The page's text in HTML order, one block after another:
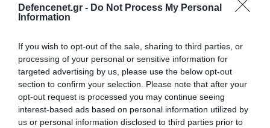
Defencenet.gr - Do Not Process My Personal
Information
If you wish to opt-out of the sale, sharing to third parties, or
processing of your personal or sensitive information for
targeted advertising by us, please use the below opt-out
section to confirm your selection. Please note that after your
opt-out request is processed you may continue seeing
interest-based ads based on personal information utilized by
us or personal information disclosed to third parties prior to
07.08.2026 | 16:02
Φορτηγό μεταφέρει πτερύγιο
δένδρα! (βίντεο)